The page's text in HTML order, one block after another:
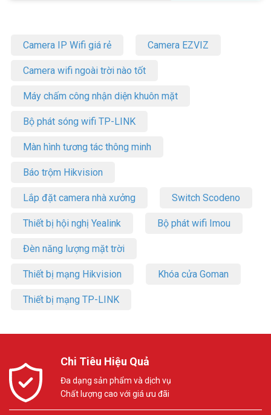
khách hàng vui lòng liên hệ HOTLINE 1900 9259 để được hỗ trợ tốt
nhé.
Camera IP Wifi giá rẻ Camera EZVIZ
Camera wifi ngoài trời nào tốt
Máy chấm công nhận diện khuôn mặt
Bộ phát sóng wifi TP-LINK
Màn hình tương tác thông minh
Báo trộm Hikvision
Lắp đặt camera nhà xưởng Switch Scodeno
Thiết bị hội nghị Yealink Bộ phát wifi Imou
Đèn năng lượng mặt trời
Thiết bị mạng Hikvision Khóa cửa Goman
Thiết bị mạng TP-LINK
Chi Tiêu Hiệu Quả
Đa dạng sản phẩm và dịch vụ
Chất lượng cao với giá ưu đãi